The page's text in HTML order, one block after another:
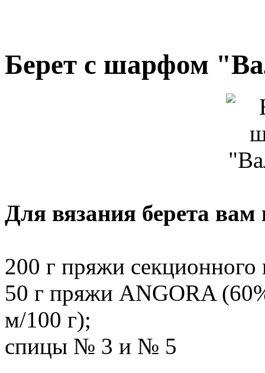
Берет с шарфом
Для вязания берета вам
200 г пряжи
50 г пряжи ANGORA
м/100 г);
спицы № 3 и № 5